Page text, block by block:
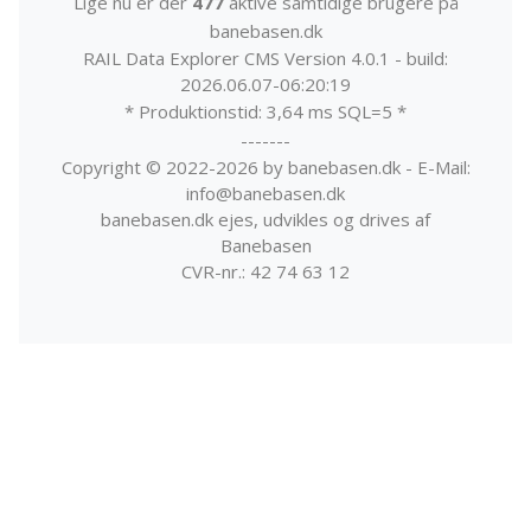
banebasen.dk
RAIL Data Explorer CMS Version 4.0.1 - build:
2026.06.07-06:20:19
* Produktionstid: 3,64 ms SQL=5 *
-------
Copyright © 2022-2026 by banebasen.dk - E-Mail:
info@banebasen.dk
banebasen.dk ejes, udvikles og drives af
Banebasen
CVR-nr.: 42 74 63 12